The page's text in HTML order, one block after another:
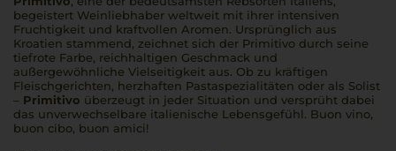
begeistert Weinliebhaber weltweit mit ihrer intensiven
Fruchtigkeit und kraftvollen Aromen. Ursprünglich aus
Kroatien stammend, zeichnet sich der Primitivo durch seine
tiefrote Farbe, reichhaltigen Geschmack und
außergewöhnliche Vielseitigkeit aus. Ob zu kräftigen
Fleischgerichten, herzhaften Pastaspezialitäten oder als Solist
– Primitivo überzeugt in jeder Situation und versprüht dabei
das unverwechselbare italienische Lebensgefühl. Buon vino,
buon cibo, buon amici!